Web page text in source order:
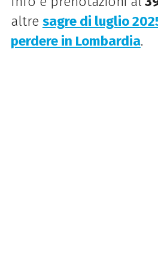
altre sagre di luglio
perdere in Lombardia.